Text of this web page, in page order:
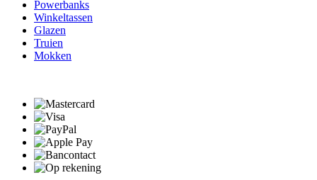
Powerbanks
Winkeltassen
Glazen
Truien
Mokken